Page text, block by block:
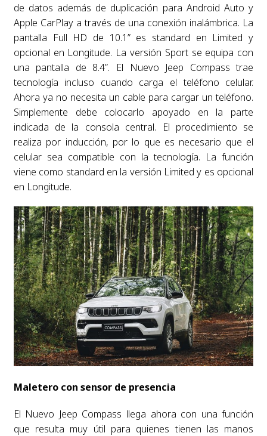
de datos además de duplicación para Android Auto y
Apple CarPlay a través de una conexión inalámbrica. La
pantalla Full HD de 10.1” es standard en Limited y
opcional en Longitude. La versión Sport se equipa con
una pantalla de 8.4”. El Nuevo Jeep Compass trae
tecnología incluso cuando carga el teléfono celular.
Ahora ya no necesita un cable para cargar un teléfono.
Simplemente debe colocarlo apoyado en la parte
indicada de la consola central. El procedimiento se
realiza por inducción, por lo que es necesario que el
celular sea compatible con la tecnología. La función
viene como standard en la versión Limited y es opcional
en Longitude.
Maletero con sensor de presencia
El Nuevo Jeep Compass llega ahora con una función
que resulta muy útil para quienes tienen las manos